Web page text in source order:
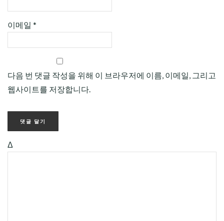
이메일 *
다음 번 댓글 작성을 위해 이 브라우저에 이름, 이메일, 그리고
웹사이트를 저장합니다.
Δ